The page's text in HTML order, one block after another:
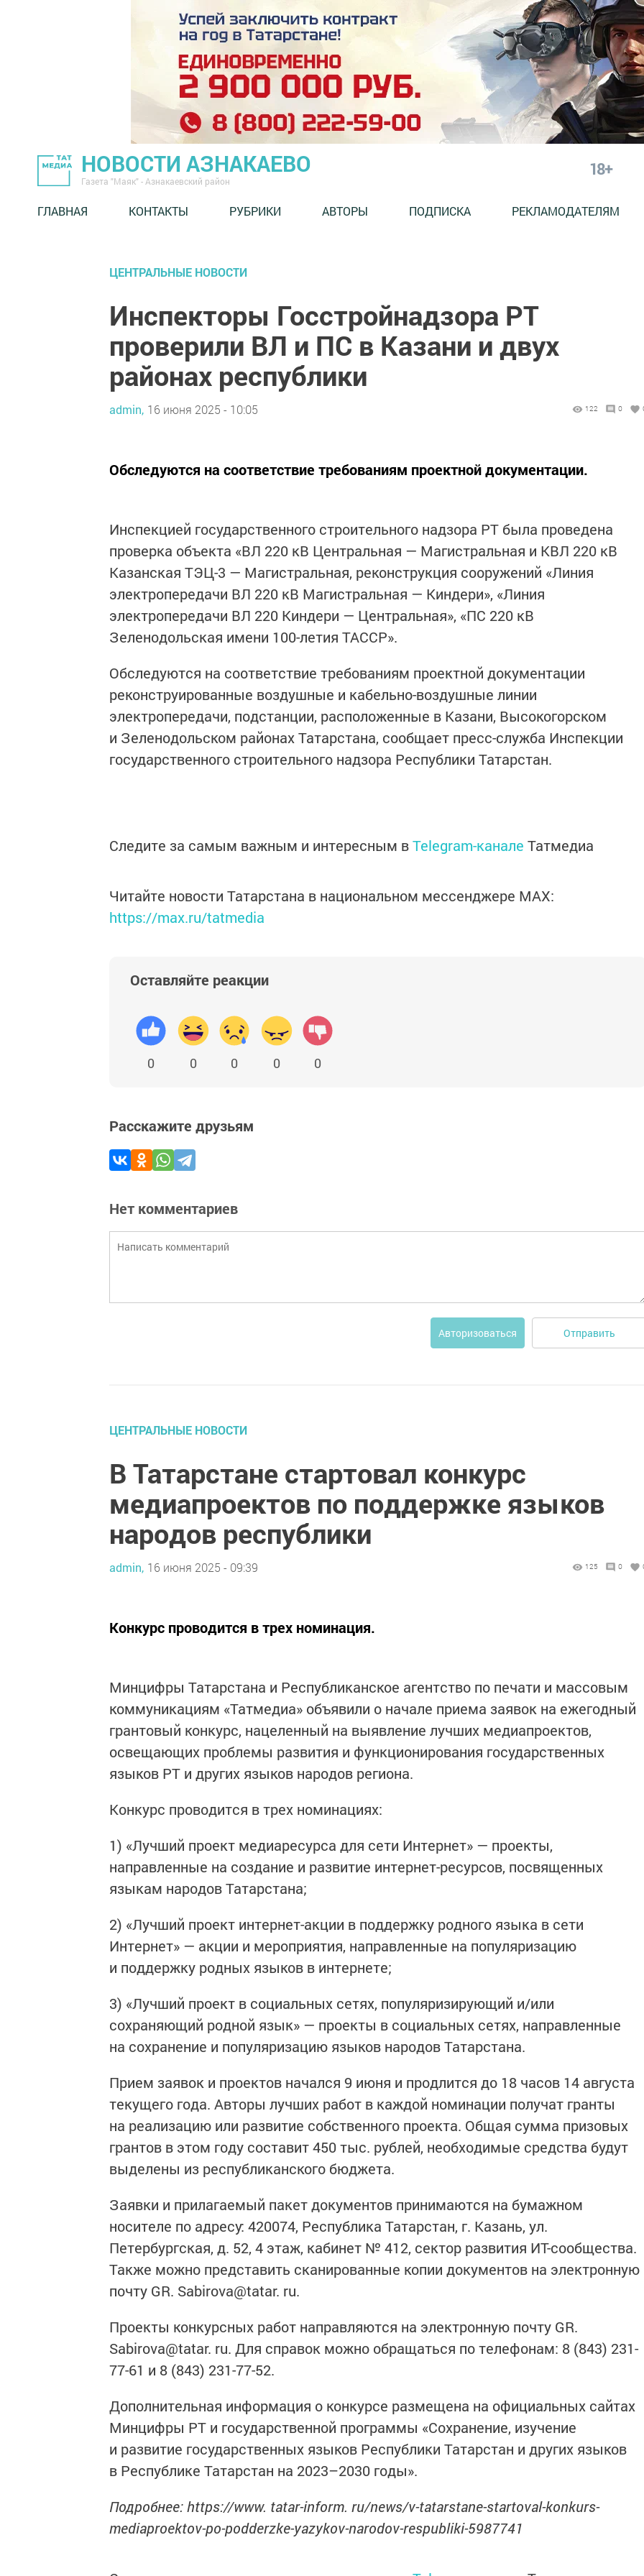
НОВОСТИ АЗНАКАЕВО
Газета "Маяк" - Азнакаевский район
18+
ГЛАВНАЯ КОНТАКТЫ РУБРИКИ АВТОРЫ ПОДПИСКА РЕКЛАМОДАТЕЛЯМ
ЦЕНТРАЛЬНЫЕ НОВОСТИ
Инспекторы Госстройнадзора РТ
проверили ВЛ и ПС в Казани и двух
районах республики
admin, 16 июня 2025 - 10:05 122 0
Обследуются на соответствие требованиям проектной документации.
Инспекцией государственного строительного надзора РТ была проведена
проверка объекта «ВЛ 220 кВ Центральная — Магистральная и КВЛ 220 кВ
Казанская ТЭЦ-3 — Магистральная, реконструкция сооружений «Линия
электропередачи ВЛ 220 кВ Магистральная — Киндери», «Линия
электропередачи ВЛ 220 Киндери — Центральная», «ПС 220 кВ
Зеленодольская имени 100-летия ТАССР».
Обследуются на соответствие требованиям проектной документации
реконструированные воздушные и кабельно-воздушные линии
электропередачи, подстанции, расположенные в Казани, Высокогорском
и Зеленодольском районах Татарстана, сообщает пресс-служба Инспекции
государственного строительного надзора Республики Татарстан.
Следите за самым важным и интересным вTelegram-канале Татмедиа
Читайте новости Татарстана в национальном мессенджере MАХ:
https://max.ru/tatmedia
Оставляйте реакции
0 0 0 0 0
Расскажите друзьям
Нет комментариев
Авторизоваться Отправить
ЦЕНТРАЛЬНЫЕ НОВОСТИ
В Татарстане стартовал конкурс
медиапроектов по поддержке языков
народов республики
admin, 16 июня 2025 - 09:39 125 0
Конкурс проводится в трех номинация.
Минцифры Татарстана и Республиканское агентство по печати и массовым
коммуникациям «Татмедиа» объявили о начале приема заявок на ежегодный
грантовый конкурс, нацеленный на выявление лучших медиапроектов,
освещающих проблемы развития и функционирования государственных
языков РТ и других языков народов региона.
Конкурс проводится в трех номинациях:
1) «Лучший проект медиаресурса для сети Интернет» — проекты,
направленные на создание и развитие интернет-ресурсов, посвященных
языкам народов Татарстана;
2) «Лучший проект интернет-акции в поддержку родного языка в сети
Интернет» — акции и мероприятия, направленные на популяризацию
и поддержку родных языков в интернете;
3) «Лучший проект в социальных сетях, популяризирующий и/или
сохраняющий родной язык» — проекты в социальных сетях, направленные
на сохранение и популяризацию языков народов Татарстана.
Прием заявок и проектов начался 9 июня и продлится до 18 часов 14 августа
текущего года. Авторы лучших работ в каждой номинации получат гранты
на реализацию или развитие собственного проекта. Общая сумма призовых
грантов в этом году составит 450 тыс. рублей, необходимые средства будут
выделены из республиканского бюджета.
Заявки и прилагаемый пакет документов принимаются на бумажном
носителе по адресу: 420074, Республика Татарстан, г. Казань, ул.
Петербургская, д. 52, 4 этаж, кабинет № 412, сектор развития ИТ-сообщества.
Также можно представить сканированные копии документов на электронную
почту GR. Sabirova@tatar. ru.
Проекты конкурсных работ направляются на электронную почту GR.
Sabirova@tatar. ru. Для справок можно обращаться по телефонам: 8 (843) 231-
77-61 и 8 (843) 231-77-52.
Дополнительная информация о конкурсе размещена на официальных сайтах
Минцифры РТ и государственной программы «Сохранение, изучение
и развитие государственных языков Республики Татарстан и других языков
в Республике Татарстан на 2023–2030 годы».
Подробнее: https://www. tatar-inform. ru/news/v-tatarstane-startoval-konkurs-
mediaproektov-po-podderzke-yazykov-narodov-respubliki-5987741